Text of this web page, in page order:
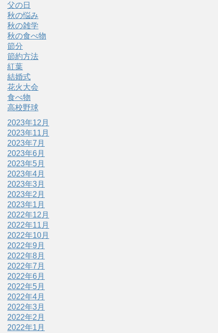
父の日
秋の悩み
秋の雑学
秋の食べ物
節分
節約方法
紅葉
結婚式
花火大会
食べ物
高校野球
2023年12月
2023年11月
2023年7月
2023年6月
2023年5月
2023年4月
2023年3月
2023年2月
2023年1月
2022年12月
2022年11月
2022年10月
2022年9月
2022年8月
2022年7月
2022年6月
2022年5月
2022年4月
2022年3月
2022年2月
2022年1月